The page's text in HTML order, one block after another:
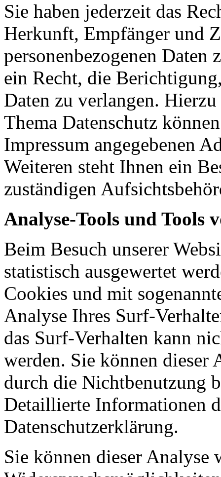
Sie haben jederzeit das
Herkunft, Empfänger und
personenbezogenen Daten
ein Recht, die
Daten zu verlangen.
Thema Datenschutz
Impressum angegebenen
Weiteren steht Ihnen ein
zuständigen
Analyse-Tools und Tools
Beim Besuch unserer
statistisch ausgewertet
Cookies und mit
Analyse Ihres Surf-
das Surf-Verhalten kann
werden. Sie können dieser
durch die Nichtbenutzung
Detaillierte Informationen
Datenschutzerklärung.
Sie können dieser Analyse